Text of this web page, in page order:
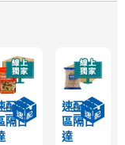
配限
隔日
速配限
區隔日
達